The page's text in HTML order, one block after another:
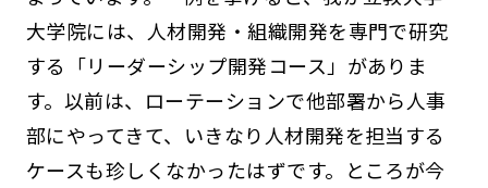
大学院には、人材開発・組織開発を専門で研究
する「リーダーシップ開発コース」がありま
す。以前は、ローテーションで他部署から人事
部にやってきて、いきなり人材開発を担当する
ケースも珍しくなかったはずです。ところが今